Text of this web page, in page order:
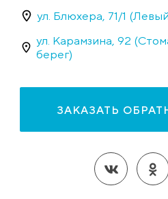
ул. Блюхера, 71/1
ул. Карамзина, 92
берег)
ЗАКАЗАТЬ